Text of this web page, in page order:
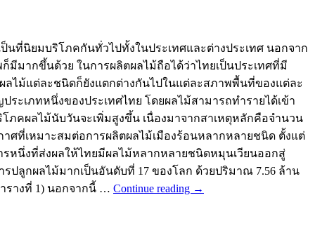
นที่นิยมบริโภคกันทั่วไปทั้งในประเทศและต่างประเทศ นอกจาก
มากขึ้นด้วย ในการผลิตผลไม้ถือได้ว่าไทยเป็นประเทศที่มี
ไม้แต่ละชนิดก็ยังแตกต่างกันไปในแต่ละสภาพพื้นที่ของแต่ละ
เภทหนึ่งของประเทศไทย โดยผลไม้สามารถทำรายได้เข้า
ภคผลไม้นับวันจะเพิ่มสูงขึ้น เนื่องมาจากสาเหตุหลักคือจำนวน
ที่เหมาะสมต่อการผลิตผลไม้เมืองร้อนหลากหลายชนิด ตั้งแต่
หนึ่งที่ส่งผลให้ไทยมีผลไม้หลากหลายชนิดหมุนเวียนออกสู่
ปลูกผลไม้มากเป็นอันดับที่ 17 ของโลก ด้วยปริมาณ 7.56 ล้าน
รางที่ 1) นอกจากนี้ … Continue reading →